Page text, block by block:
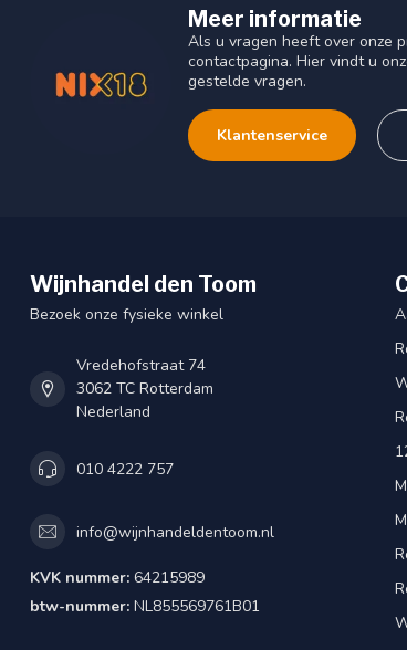
Meer informatie
Als u vragen heeft over onze
contactpagina. Hier vindt u
gestelde vragen.
Klantenservice
Wijnhandel den Toom
Bezoek onze fysieke winkel
Vredehofstraat 74
3062 TC Rotterdam
Nederland
010 4222 757
info@wijnhandeldentoom.nl
KVK nummer: 64215989
btw-nummer: NL855569761B01